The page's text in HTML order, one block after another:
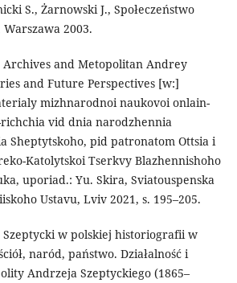
S., Żarnowski J., Społeczeństwo
2003.
Archives and Metopolitan Andrey
and Future Perspectives [w:]
mizhnarodnoi naukovoi onlain-
vid dnia narodzhennia
Sheptytskoho, pid patronatom Ottsia i
Katolytskoi Tserkvy Blazhennishoho
uporiad.: Yu. Skira, Sviatouspenska
Ustavu, Lviv 2021, s. 195–205.
w polskiej historiografii w
naród, państwo. Działalność i
Andrzeja Szeptyckiego (1865–